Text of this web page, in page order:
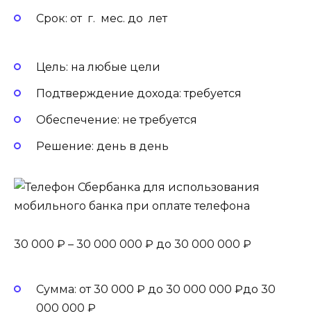
Срок: от г. мес. до лет
Цель: на любые цели
Подтверждение дохода: требуется
Обеспечение: не требуется
Решение: день в день
30 000 ₽ – 30 000 000 ₽ до 30 000 000 ₽
Сумма: от 30 000 ₽ до 30 000 000 ₽до 30
000 000 ₽